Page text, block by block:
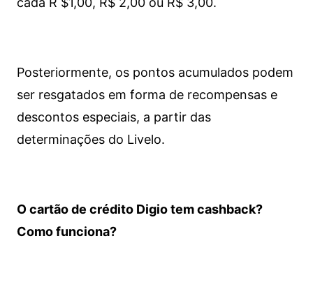
Posteriormente, os pontos acumulados podem
ser resgatados em forma de recompensas e
descontos especiais, a partir das
determinações do Livelo.
O cartão de crédito Digio tem cashback?
Como funciona?